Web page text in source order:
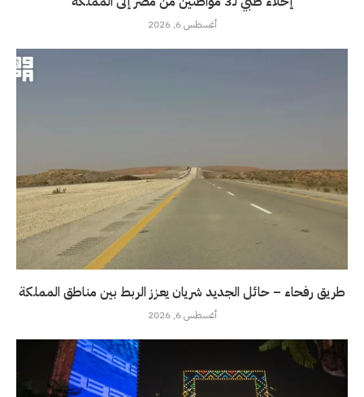
أغسطس 6, 2026
طريق رفحاء – حائل الجديد شريان يعزز الربط بين مناطق المملكة
أغسطس 6, 2026